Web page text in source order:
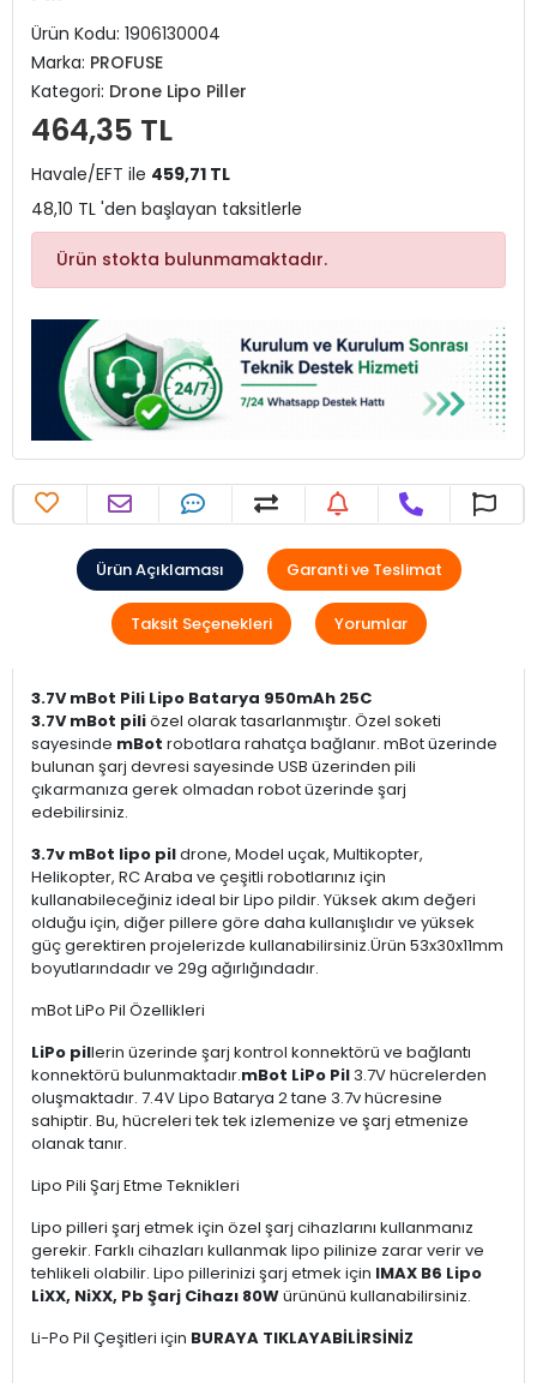
Ürün Kodu: 1906130004
Marka: PROFUSE
Kategori: Drone Lipo Piller
464,35 TL
Havale/EFT ile 459,71 TL
48,10 TL 'den başlayan taksitlerle
Ürün stokta bulunmamaktadır.
Ürün Açıklaması Garanti ve Teslimat
Taksit Seçenekleri Yorumlar
3.7V mBot Pili Lipo Batarya 950mAh 25C
3.7V mBot piliözel olarak tasarlanmıştır. Özel soketi
sayesinde mBot robotlara rahatça bağlanır. mBot üzerinde
bulunan şarj devresi sayesinde USB üzerinden pili
çıkarmanıza gerek olmadan robot üzerinde şarj
edebilirsiniz.
3.7v mBot lipo pildrone, Model uçak, Multikopter,
Helikopter, RC Araba ve çeşitli robotlarınız için
kullanabileceğiniz ideal bir Lipo pildir. Yüksek akım değeri
olduğu için, diğer pillere göre daha kullanışlıdır ve yüksek
güç gerektiren projelerizde kullanabilirsiniz.Ürün 53x30x11mm
boyutlarındadır ve 29g ağırlığındadır.
mBot LiPo Pil Özellikleri
LiPo pillerin üzerinde şarj kontrol konnektörü ve bağlantı
konnektörü bulunmaktadır.mBot LiPo Pil3.7V hücrelerden
oluşmaktadır. 7.4V Lipo Batarya 2 tane 3.7v hücresine
sahiptir. Bu, hücreleri tek tek izlemenize ve şarj etmenize
olanak tanır.
Lipo Pili Şarj Etme Teknikleri
Lipo pilleri şarj etmek için özel şarj cihazlarını kullanmanız
gerekir. Farklı cihazları kullanmak lipo pilinize zarar verir ve
tehlikeli olabilir. Lipo pillerinizi şarj etmek için IMAX B6 Lipo
LiXX, NiXX, Pb Şarj Cihazı 80Würününü kullanabilirsiniz.
Li-Po Pil Çeşitleri için BURAYA TIKLAYABİLİRSİNİZ